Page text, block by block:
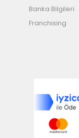
Banka Bilgileri
Franchising